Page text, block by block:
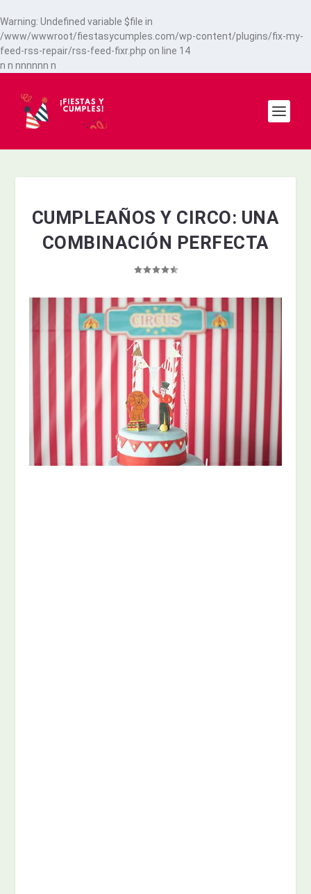
Warning: Undefined variable $file in
/www/wwwroot/fiestasycumples.com/wp-content/plugins/fix-my-
feed-rss-repair/rss-feed-fixr.php on line 14
n n nnnnnn n
CUMPLEAÑOS Y CIRCO: UNA
COMBINACIÓN PERFECTA